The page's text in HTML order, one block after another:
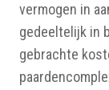
vermogen in
gedeeltelijk in
gebrachte